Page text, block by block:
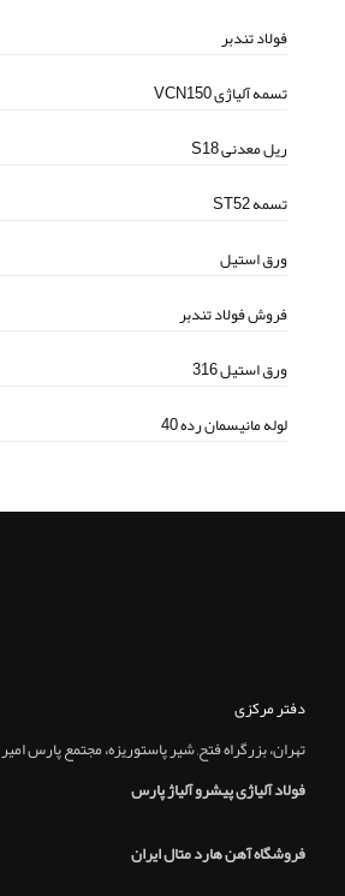
فولاد تندبر
تسمه آلیاژی VCN150
ریل معدنی S18
تسمه ST52
ورق استیل
فروش فولاد تندبر
ورق استیل 316
لوله مانیسمان رده 40
دفتر مرکزی
تهران، بزرگراه فتح, شير پاستوريزه، مجتمع پارس امير
فولاد آلیاژی پیشرو آلیاژ پارس
فروشگاه آهن هارد متال ایران